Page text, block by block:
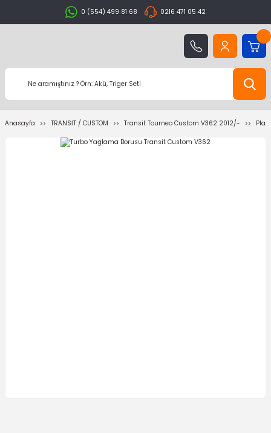
0 (554) 499 81 68 0216 471 05 42
Anasayfa TRANSİT / CUSTOM Transit Tourneo Custom V362 2012/-